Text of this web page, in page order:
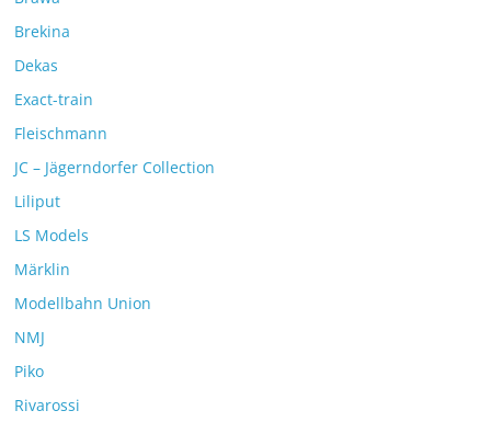
Brekina
Dekas
Exact-train
Fleischmann
JC – Jägerndorfer Collection
Liliput
LS Models
Märklin
Modellbahn Union
NMJ
Piko
Rivarossi